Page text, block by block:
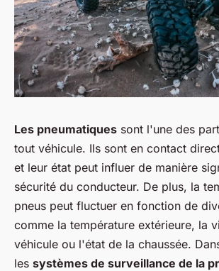
Les pneumatiques sont l'une des
tout véhicule. Ils sont en contact
et leur état peut influer de manière
sécurité du conducteur. De plus, la
pneus peut fluctuer en fonction de
comme la température extérieure, la
véhicule ou l'état de la chaussée.
les systèmes de surveillance de la